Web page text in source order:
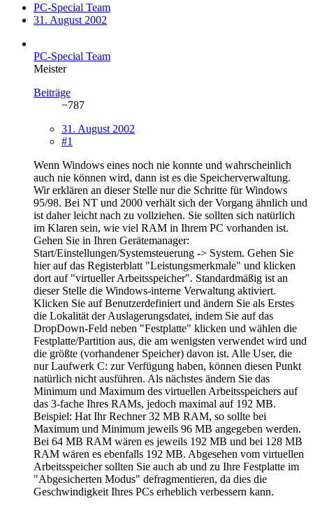
PC-Special Team
31. August 2002
PC-Special Team
Meister
Beiträge
−787
31. August 2002
#1
Wenn Windows eines noch nie konnte und wahrscheinlich
auch nie können wird, dann ist es die Speicherverwaltung.
Wir erklären an dieser Stelle nur die Schritte für Windows
95/98. Bei NT und 2000 verhält sich der Vorgang ähnlich und
ist daher leicht nach zu vollziehen. Sie sollten sich natürlich
im Klaren sein, wie viel RAM in Ihrem PC vorhanden ist.
Gehen Sie in Ihren Gerätemanager:
Start/Einstellungen/Systemsteuerung -> System. Gehen Sie
hier auf das Registerblatt "Leistungsmerkmale" und klicken
dort auf "virtueller Arbeitsspeicher". Standardmäßig ist an
dieser Stelle die Windows-interne Verwaltung aktiviert.
Klicken Sie auf Benutzerdefiniert und ändern Sie als Erstes
die Lokalität der Auslagerungsdatei, indem Sie auf das
DropDown-Feld neben "Festplatte" klicken und wählen die
Festplatte/Partition aus, die am wenigsten verwendet wird und
die größte (vorhandener Speicher) davon ist. Alle User, die
nur Laufwerk C: zur Verfügung haben, können diesen Punkt
natürlich nicht ausführen. Als nächstes ändern Sie das
Minimum und Maximum des virtuellen Arbeitsspeichers auf
das 3-fache Ihres RAMs, jedoch maximal auf 192 MB.
Beispiel: Hat Ihr Rechner 32 MB RAM, so sollte bei
Maximum und Minimum jeweils 96 MB angegeben werden.
Bei 64 MB RAM wären es jeweils 192 MB und bei 128 MB
RAM wären es ebenfalls 192 MB. Abgesehen vom virtuellen
Arbeitsspeicher sollten Sie auch ab und zu Ihre Festplatte im
"Abgesicherten Modus" defragmentieren, da dies die
Geschwindigkeit Ihres PCs erheblich verbessern kann.